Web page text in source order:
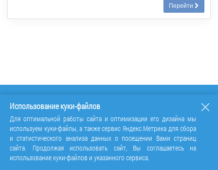
Перейти
Использование куки-файлов
Для оптимальной работы сайта и оптимизации его дизайна мы
используем куки-файлы, а также сервис Яндекс.Метрика для сбора
и статистического анализа данных о посещении Вами страниц
сайта. Продолжая использовать сайт, Вы соглашаетесь на
использование куки-файлов и указанного сервиса.